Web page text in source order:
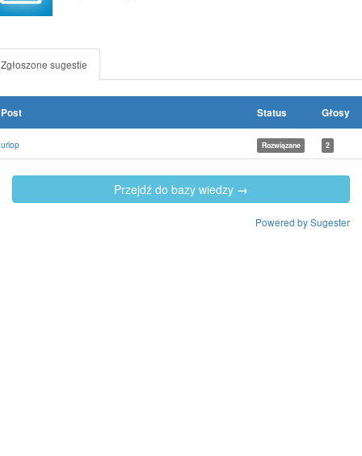
Zgłoszone sugestie
Post Status Głosy
urlop Rozwiązane 2
Przejdź do bazy wiedzy →
Powered by Sugester